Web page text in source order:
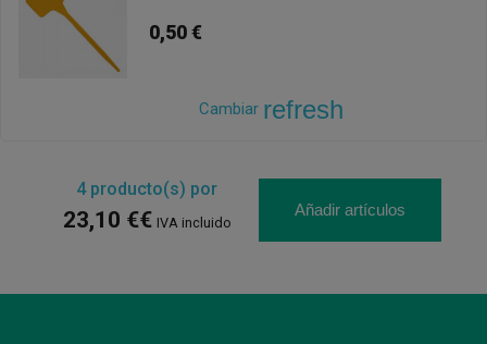
0,50 €
Cambiar refresh
4producto(s) por
23,10 €€ IVA incluido
Añadir artículos